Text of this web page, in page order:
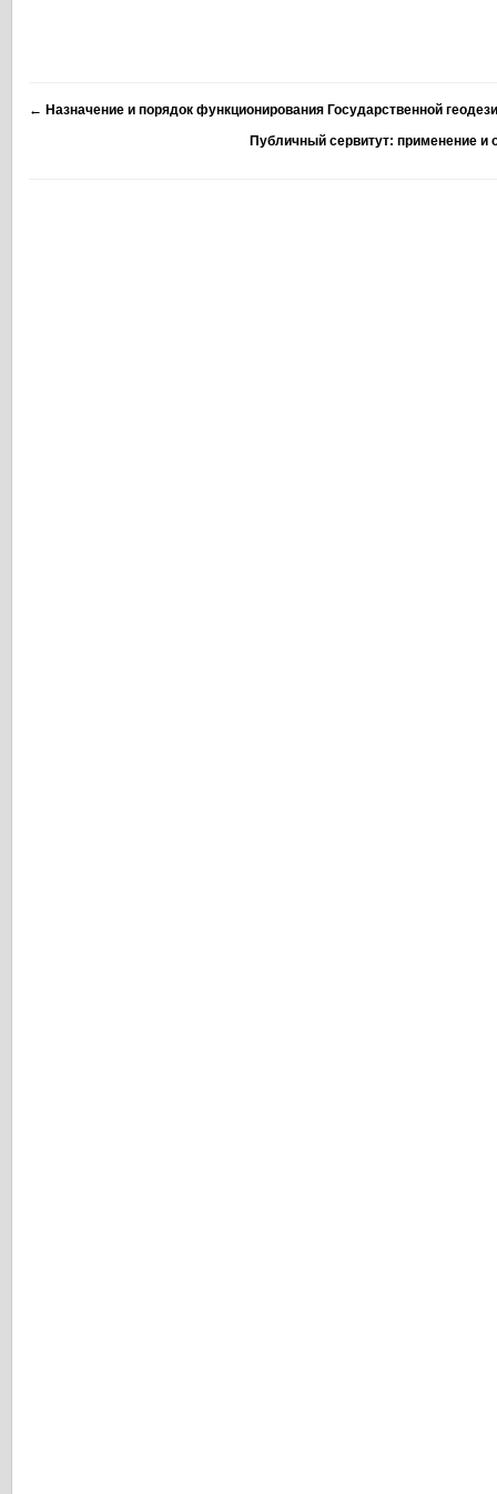
← Назначение и порядок функционирования Государственной
Публичный сервитут: применение и